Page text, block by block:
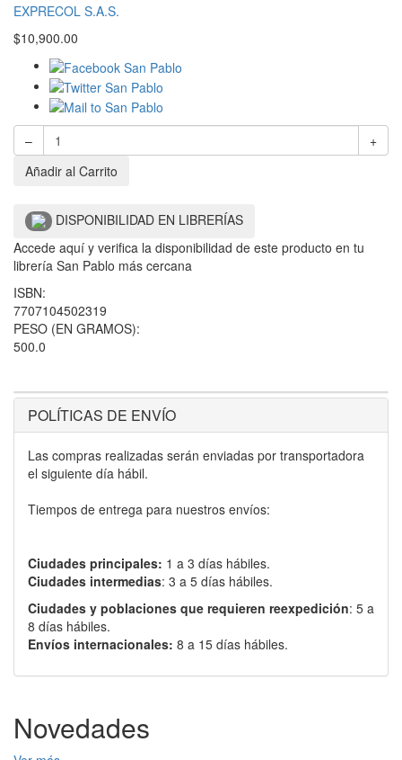
EXPRECOL S.A.S.
$10,900.00
–
+
Añadir al Carrito
DISPONIBILIDAD EN LIBRERÍAS
Accede aquí y verifica la disponibilidad de este producto en tu
librería San Pablo más cercana
ISBN:
7707104502319
PESO (EN GRAMOS):
500.0
POLÍTICAS DE ENVÍO
Las compras realizadas serán enviadas por transportadora
el siguiente día hábil.
Tiempos de entrega para nuestros envíos:
Ciudades principales: 1 a 3 días hábiles.
Ciudades intermedias: 3 a 5 días hábiles.
Ciudades y poblaciones que requieren reexpedición: 5 a
8 días hábiles.
Envíos internacionales: 8 a 15 días hábiles.
Novedades